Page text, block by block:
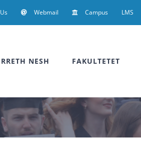
Webmail Campus LMS
RRETH NESH FAKULTETET